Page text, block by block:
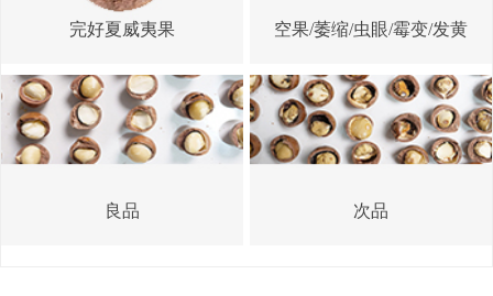
完好夏威夷果 空果/萎缩/虫眼/霉变/发黄
良品 次品